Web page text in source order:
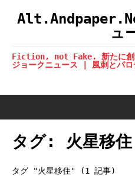
ュ
Fiction, not Fake. 新たに創造
ジョークニュース | 風刺とパロ
タグ: 火星移住
タグ "火星移住" (1 記事)